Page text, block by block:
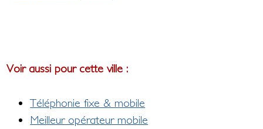
Voir aussi pour cette ville :
Téléphonie fixe & mobile
Meilleur opérateur mobile